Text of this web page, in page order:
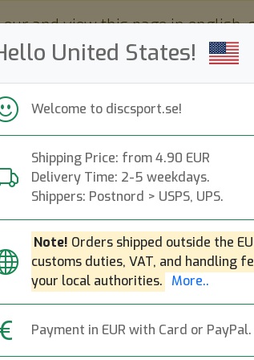
United States!
Welcome to discsport.se!
Shipping Price: from 4.90 EUR
Delivery Time: 2-5 weekdays.
Shippers: Postnord > USPS, UPS.
Note! Orders shipped outside the
customs duties, VAT, and handling
your local authorities. More..
Payment in EUR with Card or PayPal.
eur and view this page in english,
Nyheter Påfyllt Kampanjer
Snabba leveranser Fri frakt över 149
Next Halo
Innova|Putt &